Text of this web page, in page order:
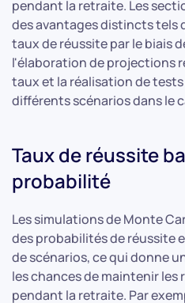
pendant la retraite. Les
des avantages distincts tels
taux de réussite par le biais
l'élaboration de projections
taux et la réalisation de
différents scénarios dans le
Taux de réussite
probabilité
Les simulations de Monte
des probabilités de réussite
de scénarios, ce qui donne
les chances de maintenir
pendant la retraite. Par